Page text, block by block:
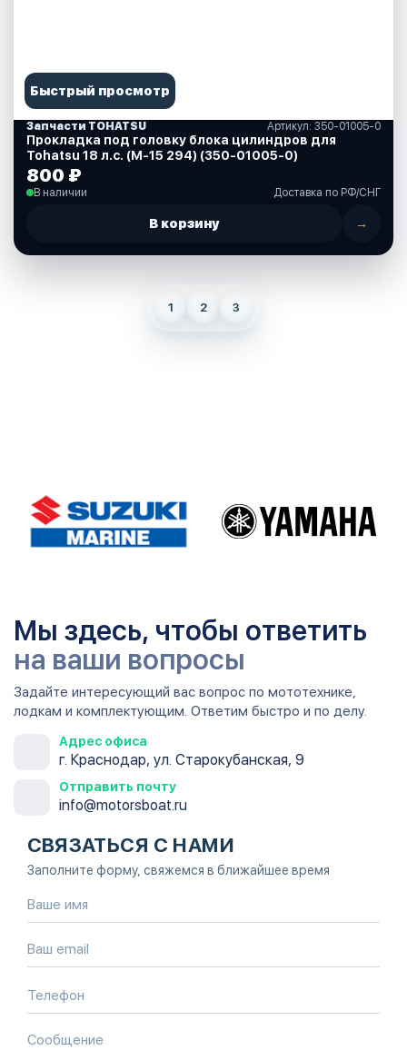
Быстрый просмотр
Запчасти TOHATSU Артикул: 350-01005-0
Прокладка под головку блока цилиндров для
Tohatsu 18 л.с. (M-15 294) (350-01005-0)
800 ₽
В наличии Доставка по РФ/СНГ
В корзину →
1 2 3
Мы здесь, чтобы ответить
на ваши вопросы
Задайте интересующий вас вопрос по мототехнике,
лодкам и комплектующим. Ответим быстро и по делу.
Адрес офиса
г. Краснодар, ул. Старокубанская, 9
Отправить почту
info@motorsboat.ru
СВЯЗАТЬСЯ С НАМИ
Заполните форму, свяжемся в ближайшее время